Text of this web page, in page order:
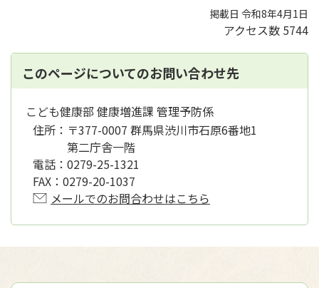
掲載日 令和8年4月1日
アクセス数 5744
このページについてのお問い合わせ先
こども健康部 健康増進課 管理予防係
住所： 〒377-0007 群馬県渋川市石原6番地1
第二庁舎一階
電話： 0279-25-1321
FAX： 0279-20-1037
メールでのお問合わせはこちら